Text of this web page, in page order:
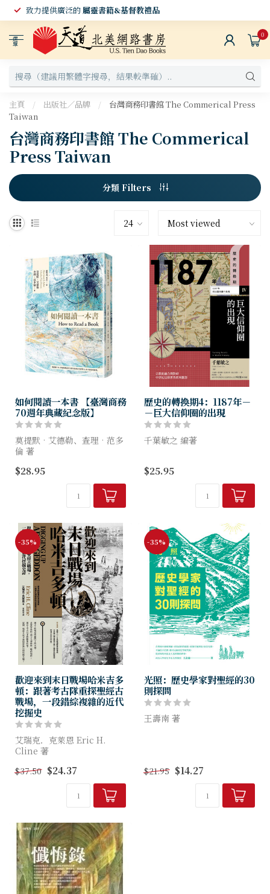
致力提供廣泛的屬靈書籍&基督教禮品
選
單
0
主頁 / 出版社／品牌 /
台灣商務印書館 The Commerical Press
Taiwan
台灣商務印書館 The Commerical
Press Taiwan
分類 Filters
如何閱讀一本書 【臺灣商務
70週年典藏紀念版】
莫提默‧艾德勒、查理‧范多
倫 著
這本書在1940年出版，
1972年大幅增訂改寫為新版。
不論什麼時候讀，都不能
不嘆服作者對閱讀用心之深、
$28.95
歷史的轉換期4：1187年－
－巨大信仰圈的出現
千葉敏之 編著
的統合觀察
重新審視地域邊界，建構眾多
成群瞬間的因果網絡
★★★★★歷史教科書權威
$25.95
-35%
歡迎來到末日戰場哈米吉多
頓：跟著考古隊重探聖經古
戰場，一段錯綜複雜的近代
挖掘史
艾瑞克．克萊恩 Eric H.
Cline 著
過去，此地是所羅門王的名
城，是眾軍集結、預言世界即
現在，考古長才將匯集此地，
$37.50 $24.37
-35%
光照：歷史學家對聖經的30
則探問
王壽南 著
❖一本讓信仰者發現新啟示的
著作，更是一本探究基督教的
$21.95 $14.27